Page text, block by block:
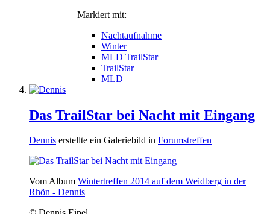
Markiert mit:
Nachtaufnahme
Winter
MLD TrailStar
TrailStar
MLD
Das TrailStar bei Nacht mit Eingang
Dennis erstellte ein Galeriebild in Forumstreffen
Vom Album Wintertreffen 2014 auf dem Weidberg in der
Rhön - Dennis